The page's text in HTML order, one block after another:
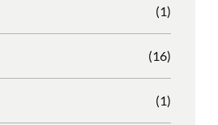
(1)
(16)
(1)